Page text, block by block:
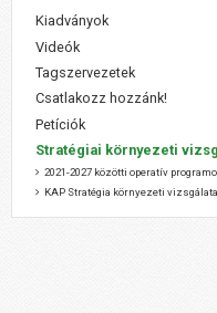
Kiadványok
Videók
Tagszervezetek
Csatlakozz hozzánk!
Petíciók
Stratégiai környezeti
2021-2027 közötti operatív
KAP Stratégia környezeti vizsgálata